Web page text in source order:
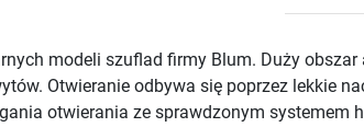
modeli szuflad firmy Blum. Duży
Otwieranie odbywa się poprzez lekkie
otwierania ze sprawdzonym